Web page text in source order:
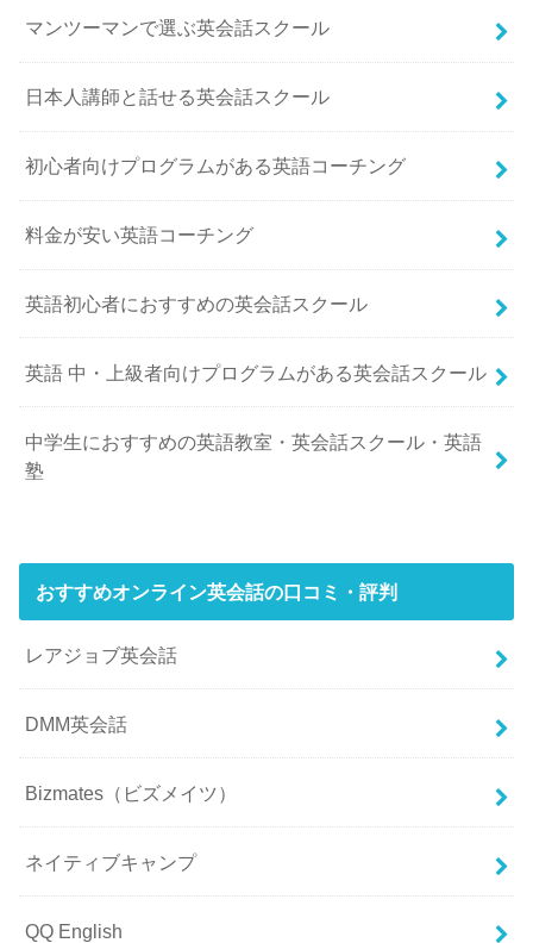
マンツーマンで選ぶ英会話スクール
日本人講師と話せる英会話スクール
初心者向けプログラムがある英語コーチング
料金が安い英語コーチング
英語初心者におすすめの英会話スクール
英語 中・上級者向けプログラムがある英会話スクール
中学生におすすめの英語教室・英会話スクール・英語
塾
おすすめオンライン英会話の口コミ・評判
レアジョブ英会話
DMM英会話
Bizmates（ビズメイツ）
ネイティブキャンプ
QQ English